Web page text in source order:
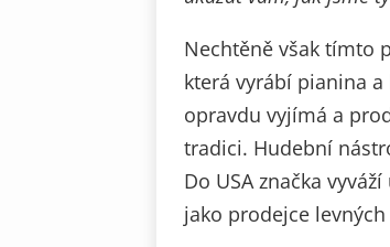
Nechtěně však tímto
která vyrábí pianina
opravdu vyjímá a
tradici. Hudební
Do USA značka
jako prodejce